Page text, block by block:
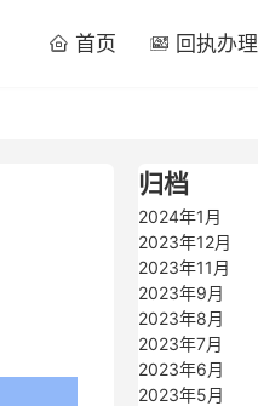
 首页  回执办理
归档
2024年1月
2023年12月
2023年11月
2023年9月
2023年8月
2023年7月
2023年6月
2023年5月